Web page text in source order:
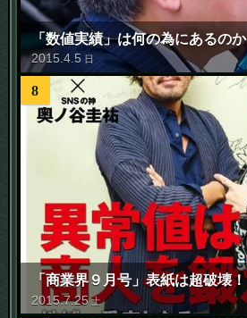
「数値実績」は何の為にあるの
2015.4.5 日
8
「商業界９月号」表紙は超破壊
2015.7.25 土